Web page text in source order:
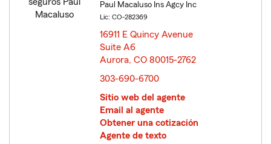
Paul Macaluso Ins Agcy Inc
Lic: CO-282369
16911 E Quincy Avenue
Suite A6
Aurora, CO 80015-2762
303-690-6700
Sitio web del agente
Email al agente
Obtener una cotización
Agente de texto